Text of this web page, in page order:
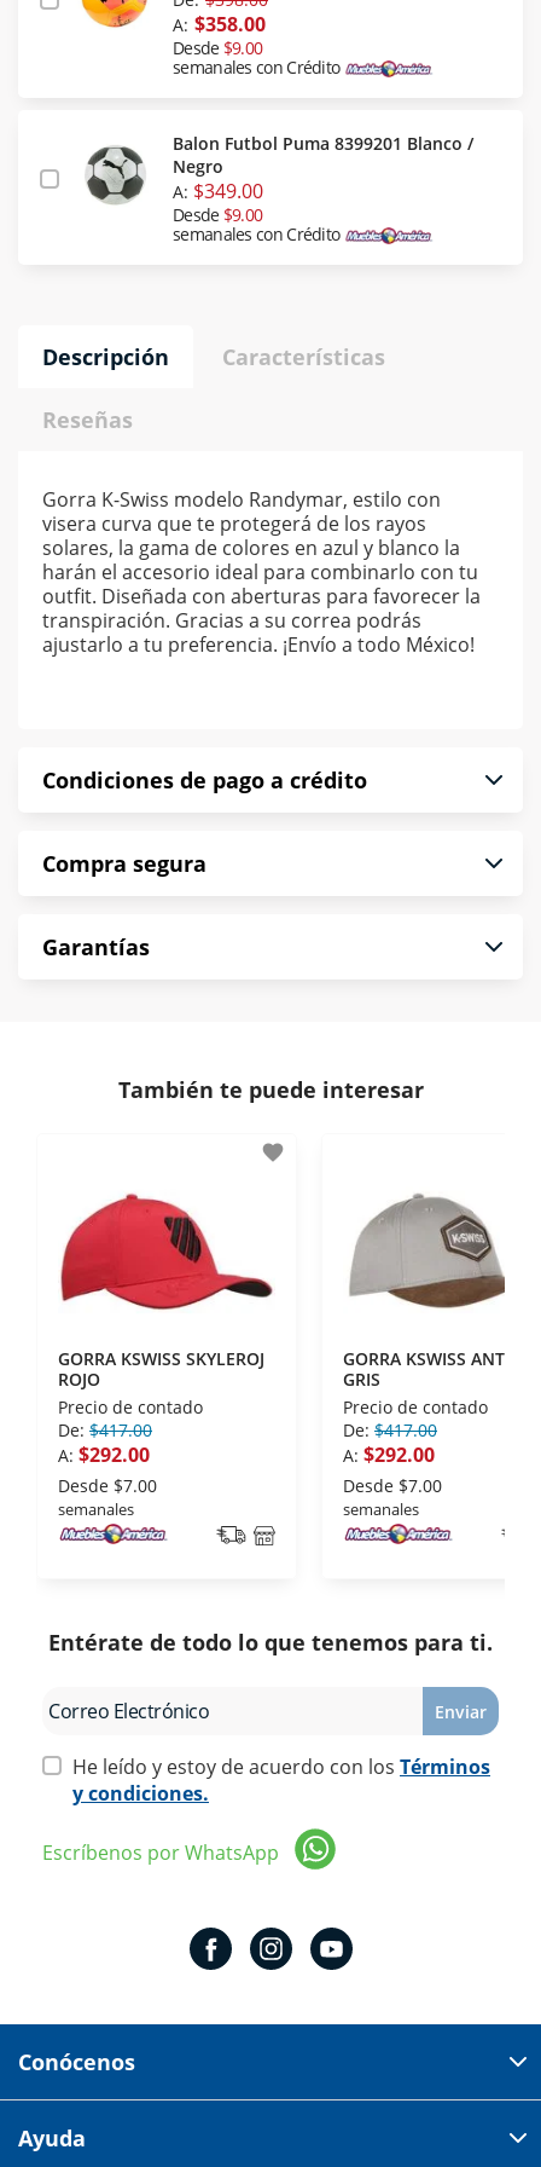
A: $358.00
Desde $9.00
semanales con Crédito
Balon Futbol Puma 8399201 Blanco /
Negro
A: $349.00
Desde $9.00
semanales con Crédito
Descripción Características
Reseñas
Gorra K-Swiss modelo Randymar, estilo con
visera curva que te protegerá de los rayos
solares, la gama de colores en azul y blanco la
harán el accesorio ideal para combinarlo con tu
outfit. Diseñada con aberturas para favorecer la
transpiración. Gracias a su correa podrás
ajustarlo a tu preferencia. ¡Envío a todo México!
Condiciones de pago a crédito
puntualmente. Al finalizar tu compra generas el
*Sujeto a aprobación de crédito conforme a
norma de Muebles América.
Compra segura
compra es segura de principio a fin.
- Certificados de seguridad SSL y Encriptación 3D.
disposiciones legales y Códigos de Ética de la
- Nos encontramos en la lista de socios Activos de
la Asociación de Internet.MX.
Garantías
También te puede interesar
favorite
GORRA KSWISS SKYLEROJ
ROJO
Precio de contado
De: $417.00
A: $292.00
Desde $7.00
semanales
GORRA KSWISS
GRIS
Precio de contado
De: $417.00
A: $292.00
Desde $7.00
semanales
Entérate de todo lo que tenemos para ti.
Enviar
He leído y estoy de acuerdo con los Términos
y condiciones.
Escríbenos por WhatsApp
Conócenos
Av 18 de marzo # 309. Colonia la Nogalera.
Ayuda